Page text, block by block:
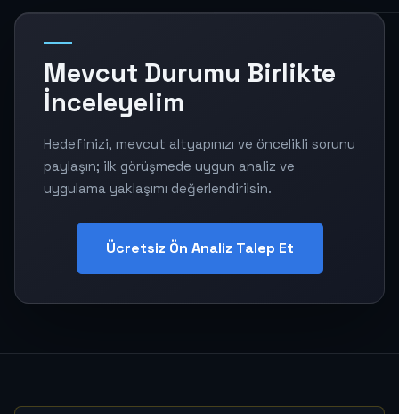
Mevcut Durumu Birlikte
İnceleyelim
Hedefinizi, mevcut altyapınızı ve öncelikli sorunu
paylaşın; ilk görüşmede uygun analiz ve
uygulama yaklaşımı değerlendirilsin.
Ücretsiz Ön Analiz Talep Et